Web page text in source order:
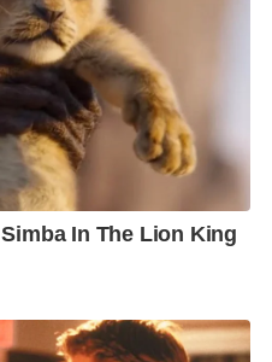
ตประจำวันมีต่อผู้คนใน
าร่วม Bangkok Design
ในการเชื่อมโยงแบรนด์
ร่วมสมัย และในปีที่ฮาตาริ
การเติบโตที่แท้จริงของ
น แต่คือการยังคงมีความ
ฟ “Love Is in the Air”
ต เรียงร้อยผ่านการ